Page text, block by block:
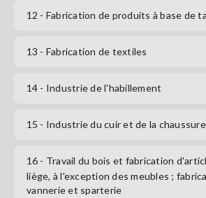
12 - Fabrication de produits à base de
13 - Fabrication de textiles
14 - Industrie de l'habillement
15 - Industrie du cuir et de la chaussure
16 - Travail du bois et fabrication
liège, à l'exception des meubles ;
vannerie et sparterie